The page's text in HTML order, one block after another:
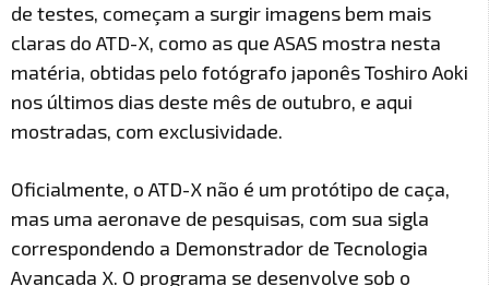
de testes, começam a surgir imagens bem mais
claras do ATD-X, como as que ASAS mostra nesta
matéria, obtidas pelo fotógrafo japonês Toshiro Aoki
nos últimos dias deste mês de outubro, e aqui
mostradas, com exclusividade.
Oficialmente, o ATD-X não é um protótipo de caça,
mas uma aeronave de pesquisas, com sua sigla
correspondendo a Demonstrador de Tecnologia
Avançada X. O programa se desenvolve sob o